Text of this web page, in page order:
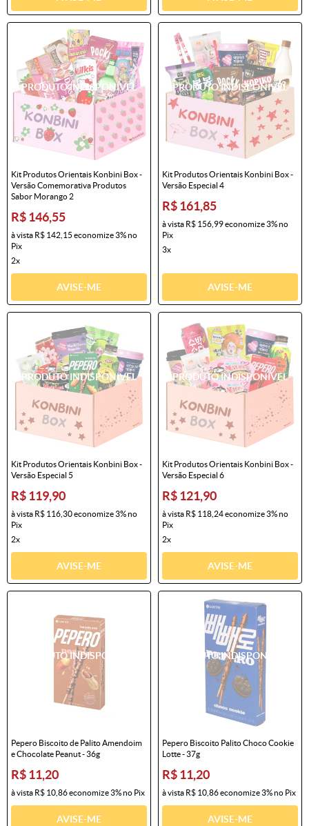
Kit Produtos Orientais Konbini Box -
Versão Comemorativa Produtos
Sabor Morango 2
R$ 146,55
à vista R$ 142,15 economize3%no
Pix
2x
AVISE-ME
Kit Produtos Orientais Konbini Box -
Versão Especial 4
R$ 161,85
à vista R$ 156,99economize3%no
Pix
3x
AVISE-ME
Kit Produtos Orientais Konbini Box -
Versão Especial 5
R$ 119,90
à vista R$ 116,30economize3%no
Pix
2x
AVISE-ME
Kit Produtos Orientais Konbini Box -
Versão Especial 6
R$ 121,90
à vista R$ 118,24economize3%no
Pix
2x
AVISE-ME
Pepero Biscoito de Palito Amendoim
e Chocolate Peanut - 36g
R$ 11,20
à vista R$ 10,86economize3%no Pix
AVISE-ME
Pepero Biscoito Palito Choco Cookie
Lotte - 37g
R$ 11,20
à vista R$ 10,86economize3%no Pix
AVISE-ME